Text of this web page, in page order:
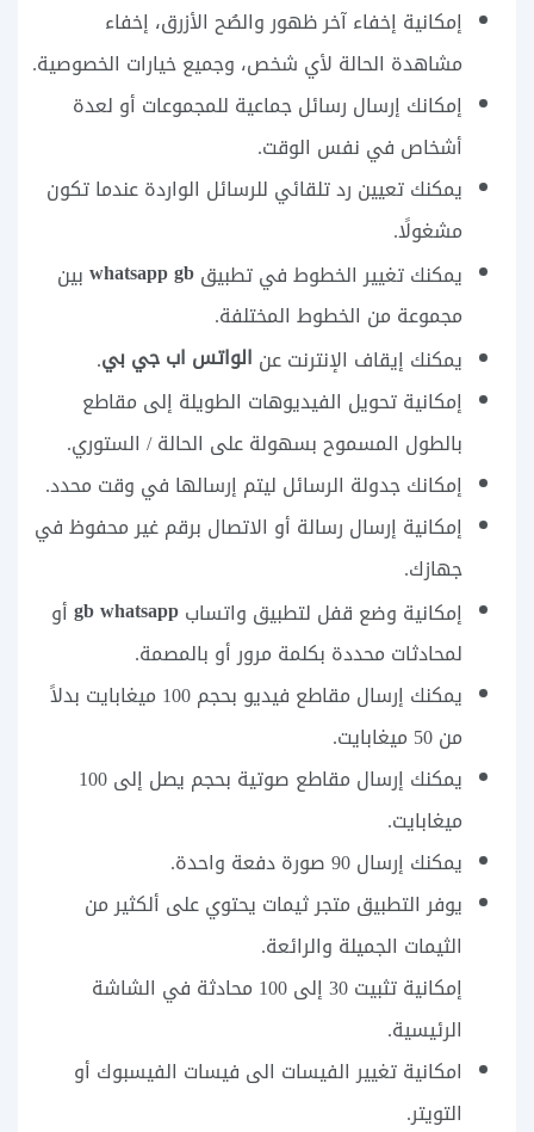
إمكانية إخفاء آخر ظهور والصُح الأزرق، إخفاء
مشاهدة الحالة لأي شخص، وجميع خيارات الخصوصية.
إمكانك إرسال رسائل جماعية للمجموعات أو لعدة
أشخاص في نفس الوقت.
يمكنك تعيين رد تلقائي للرسائل الواردة عندما تكون
مشغولًا.
يمكنك تغيير الخطوط في تطبيقwhatsapp gbبين
مجموعة من الخطوط المختلفة.
يمكنك إيقاف الإنترنت عن الواتس اب جي بي.
إمكانية تحويل الفيديوهات الطويلة إلى مقاطع
بالطول المسموح بسهولة على الحالة / الستوري.
إمكانك جدولة الرسائل ليتم إرسالها في وقت محدد.
إمكانية إرسال رسالة أو الاتصال برقم غير محفوظ في
جهازك.
إمكانية وضع قفل لتطبيق واتسابgb whatsappأو
لمحادثات محددة بكلمة مرور أو بالمصمة.
يمكنك إرسال مقاطع فيديو بحجم 100 ميغابايت بدلاً
من 50 ميغابايت.
يمكنك إرسال مقاطع صوتية بحجم يصل إلى 100
ميغابايت.
يمكنك إرسال 90 صورة دفعة واحدة.
يوفر التطبيق متجر ثيمات يحتوي على ألكثير من
الثيمات الجميلة والرائعة.
إمكانية تثبيت 30 إلى 100 محادثة في الشاشة
الرئيسية.
امكانية تغيير الفيسات الى فيسات الفيسبوك أو
التويتر.